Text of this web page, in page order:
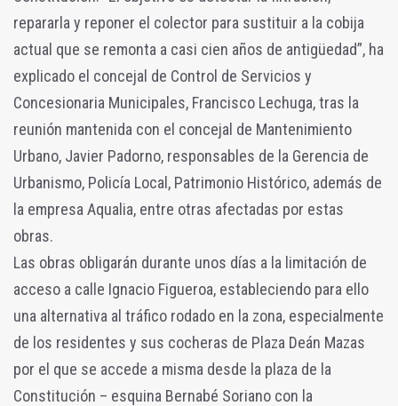
repararla y reponer el colector para sustituir a la cobija
actual que se remonta a casi cien años de antigüedad”, ha
explicado el concejal de Control de Servicios y
Concesionaria Municipales, Francisco Lechuga, tras la
reunión mantenida con el concejal de Mantenimiento
Urbano, Javier Padorno, responsables de la Gerencia de
Urbanismo, Policía Local, Patrimonio Histórico, además de
la empresa Aqualia, entre otras afectadas por estas
obras.
Las obras obligarán durante unos días a la limitación de
acceso a calle Ignacio Figueroa, estableciendo para ello
una alternativa al tráfico rodado en la zona, especialmente
de los residentes y sus cocheras de Plaza Deán Mazas
por el que se accede a misma desde la plaza de la
Constitución – esquina Bernabé Soriano con la